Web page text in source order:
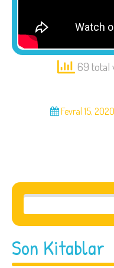
Son Kitablar
69 total
Fevral 15, 2020